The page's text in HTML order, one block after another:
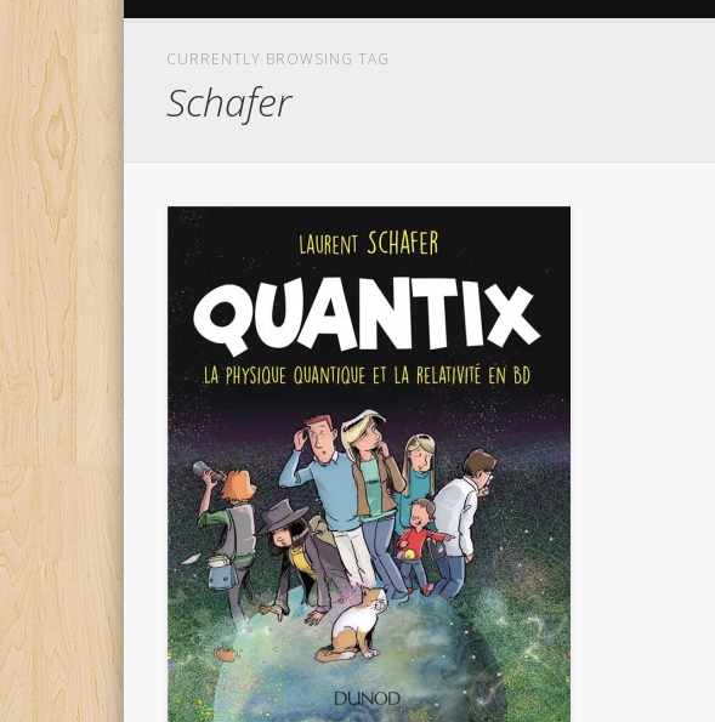
CURRENTLY BROWSING TAG
Schafer